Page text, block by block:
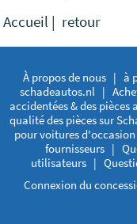
Accueil | retour
À propos de nous| à
schadeautos.nl|
accidentées & des
qualité des pièces sur
pour voitures d'occasion
fournisseurs |
utilisateurs|
Connexion du